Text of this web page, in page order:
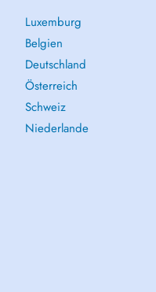
Luxemburg
Belgien
Deutschland
Österreich
Schweiz
Niederlande